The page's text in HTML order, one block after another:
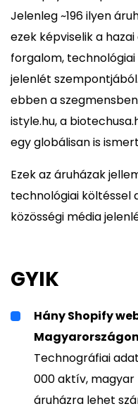
Jelenleg ~196 ilyen
ezek képviselik a
forgalom,
jelenlét
ebben a
istyle.hu, a
egy globálisan is
Ezek az áruházak
technológiai költéssel
közösségi média
GYIK
Hány Shopify
Technográfiai
000 aktív,
áruházra lehet